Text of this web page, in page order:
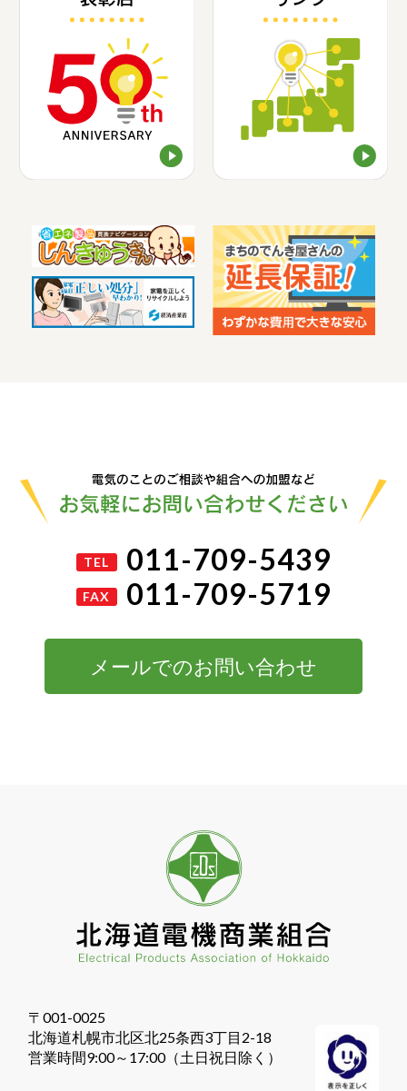
TEL 011-709-5439
FAX 011-709-5719
メールでのお問い合わせ
〒001-0025
北海道札幌市北区北25条西3丁目2-18
営業時間9:00～17:00（土日祝日除く）